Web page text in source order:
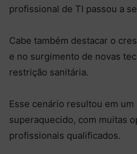
profissional de TI passou a
Cabe também destacar o
e no surgimento de novas
restrição sanitária.
Esse cenário resultou em
superaquecido, com muitas
profissionais qualificados.